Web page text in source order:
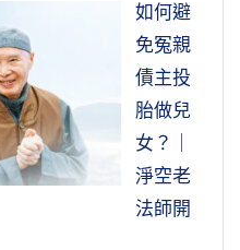
如何避
免冤親
債主投
胎做兒
女？｜
淨空老
法師開